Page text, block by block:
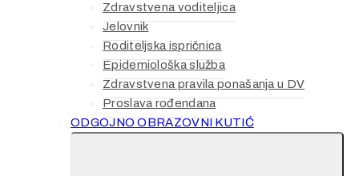
Zdravstvena voditeljica
Jelovnik
Roditeljska ispričnica
Epidemiološka služba
Zdravstvena pravila ponašanja u DV
Proslava rođendana
ODGOJNO OBRAZOVNI KUTIĆ